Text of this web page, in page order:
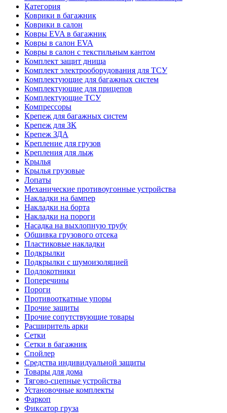
Категория
Коврики в багажник
Коврики в салон
Ковры EVA в багажник
Ковры в салон EVA
Ковры в салон с текстильным кантом
Комплект защит днища
Комплект электрооборудования для ТСУ
Комплектующие для багажных систем
Комплектующие для прицепов
Комплектующие ТСУ
Компрессоры
Крепеж для багажных систем
Крепеж для ЗК
Крепеж ЗДА
Крепление для грузов
Крепления для лыж
Крылья
Крылья грузовые
Лопаты
Механические противоугонные устройства
Накладки на бампер
Накладки на борта
Накладки на пороги
Насадка на выхлопную трубу
Обшивка грузового отсека
Пластиковые накладки
Подкрылки
Подкрылки с шумоизоляцией
Подлокотники
Поперечины
Пороги
Противооткатные упоры
Прочие защиты
Прочие сопутствующие товары
Расширитель арки
Сетки
Сетки в багажник
Спойлер
Средства индивидуальной защиты
Товары для дома
Тягово-сцепные устройства
Установочные комплекты
Фаркоп
Фиксатор груза